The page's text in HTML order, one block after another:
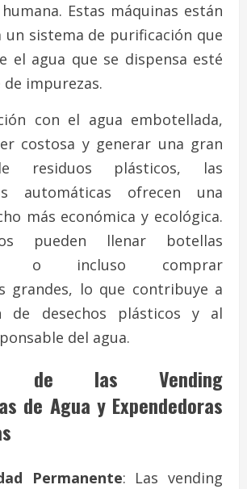
Estas máquinas están
un sistema de purificación que
el agua que se dispensa esté
impurezas.
con el agua embotellada,
costosa y generar una gran
residuos plásticos, las
automáticas ofrecen una
más económica y ecológica.
pueden llenar botellas
o incluso comprar
grandes, lo que contribuye a
de desechos plásticos y al
del agua.
de las Vending
de Agua y Expendedoras
Permanente: Las vending